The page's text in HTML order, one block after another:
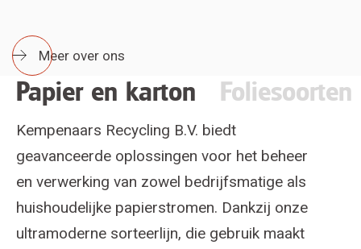
Meer over ons
Papier en karton Foliesoorten
Kempenaars Recycling B.V. biedt
geavanceerde oplossingen voor het beheer
en verwerking van zowel bedrijfsmatige als
huishoudelijke papierstromen. Dankzij onze
ultramoderne sorteerlijn, die gebruik maakt